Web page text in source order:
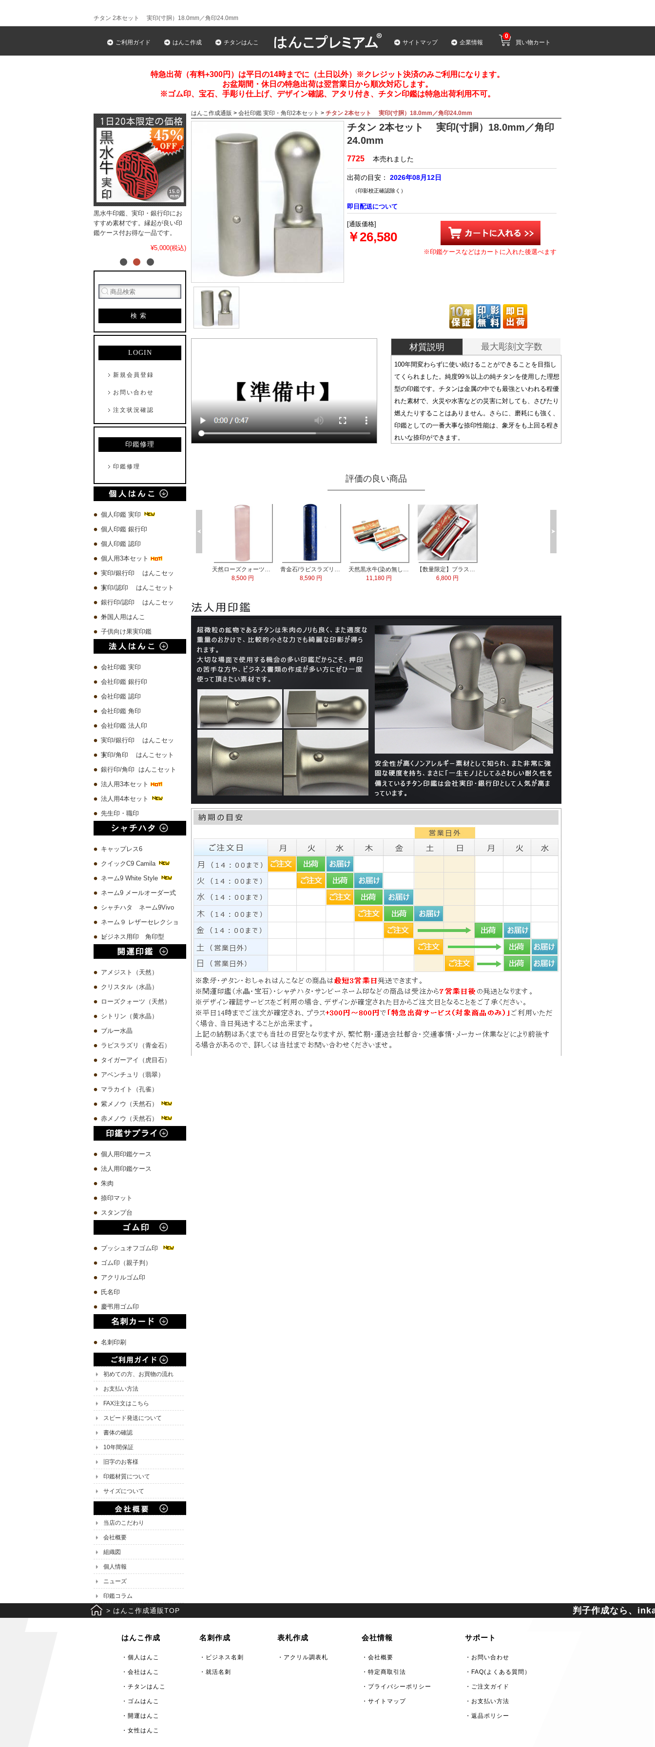
チタン 2本セット 実印(寸胴）18.0mm／角印24.0mm
ご利用ガイド はんこ作成 チタンはんこ サイトマップ 企業情報 買い物カート
0
特急出荷（有料+300円）は平日の14時までに（土日以外）※クレジット決済のみご利用になります。
お盆期間・休日の特急出荷は翌営業日から順次対応します。
※ゴム印、宝石、手彫り仕上げ、デザイン確認、アタリ付き、チタン印鑑は特急出荷利用不可。
黒水牛印鑑、実印・銀行印にお
すすめ素材です。縁起が良い印
鑑ケース付お得な一品です。
¥5,000(税込)
検索
LOGIN
新規会員登録
お問い合わせ
注文状況確認
印鑑修理
印鑑修理
個人印鑑 実印
個人印鑑 銀行印
個人印鑑 認印
個人用3本セット
実印/銀行印 はんこセッ
ト
実印/認印 はんこセット
銀行印/認印 はんこセッ
ト
外国人用はんこ
子供向け果実印鑑
会社印鑑 実印
会社印鑑 銀行印
会社印鑑 認印
会社印鑑 角印
会社印鑑 法人印
実印/銀行印 はんこセッ
ト
実印/角印 はんこセット
銀行印/角印 はんこセット
法人用3本セット
法人用4本セット
先生印・職印
キャップレス6
クイックC9 Camila
ネーム9 White Style
ネーム9 メールオーダー式
シャチハタ ネーム9Vivo
ネーム９ レザーセレクショ
ン
ビジネス用印 角印型
アメジスト（天然）
クリスタル（水晶）
ローズクォーツ（天然）
シトリン（黄水晶）
ブルー水晶
ラビスラズリ（青金石）
タイガーアイ（虎目石）
アベンチュリ（翡翠）
マラカイト（孔雀）
紫メノウ（天然石）
赤メノウ（天然石）
個人用印鑑ケース
法人用印鑑ケース
朱肉
捺印マット
スタンプ台
プッシュオフゴム印
ゴム印（親子判）
アクリルゴム印
氏名印
慶弔用ゴム印
名刺印刷
初めての方、お買物の流れ
お支払い方法
FAX注文はこちら
スピード発送について
書体の確認
10年間保証
旧字のお客様
印鑑材質について
サイズについて
当店のこだわり
会社概要
組織図
個人情報
ニューズ
印鑑コラム
はんこ作成通販 > 会社印鑑 実印・角印2本セット > チタン 2本セット 実印(寸胴）18.0mm／角印24.0mm
チタン 2本セット 実印(寸胴）18.0mm／角印
24.0mm
7725 本売れました
出荷の目安： 2026年08月12日
（印影校正確認除く）
即日配送について
[通販価格]
￥26,580
※印鑑ケースなどはカートに入れた後選べます
材質説明 最大彫刻文字数
100年間変わらずに使い続けることができることを目指し
てくられました。純度99％以上の純チタンを使用した理想
型の印鑑です。チタンは金属の中でも最強といわれる程優
れた素材で、火災や水害などの災害に対しても、さびたり
燃えたりすることはありません。さらに、磨耗にも強く、
印鑑としての一番大事な捺印性能は、象牙をも上回る程き
れいな捺印ができます。
評価の良い商品
琥珀樹脂印鑑 ケース付き【一日10本限定】
4,500 円
19,780 円
天然ローズクォーツ水晶 実印13.5mm
8,500 円
青金石/ラピスラズリ 実印60x15.0mm
8,590 円
天然黒水牛(染め無し) 実印60x16.5mm/銀行印60x13.5mm 2本セット
11,180 円
【数量限定】ブラストチタン印鑑 印鑑ケース付
6,800 円
> はんこ作成通販TOP 判子作成なら、
はんこ作成
・個人はんこ
・会社はんこ
・チタンはんこ
・ゴムはんこ
・開運はんこ
・女性はんこ
名刺作成
・ビジネス名刺
・就活名刺
表札作成
・アクリル調表札
会社情報
・会社概要
・特定商取引法
・プライバシーポリシー
・サイトマップ
サポート
・お問い合わせ
・FAQ(よくある質問）
・ご注文ガイド
・お支払い方法
・返品ポリシー